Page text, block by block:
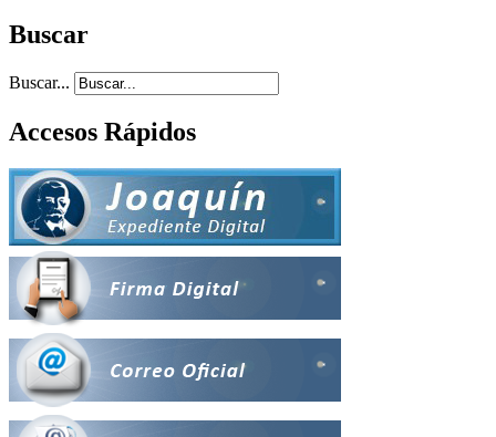
Buscar
Buscar...
Accesos Rápidos